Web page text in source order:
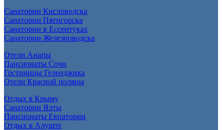
Санатории Кисловодска
Санатории Пятигорска
Санатории в Ессентуках
Санатории Железноводска
Отели Анапы
Пансионаты Сочи
Гостиницы Геленджика
Отели Красной поляны
Отдых в Крыму
Санатории Ялты
Пансионаты Евпатории
Отдых в Алуште